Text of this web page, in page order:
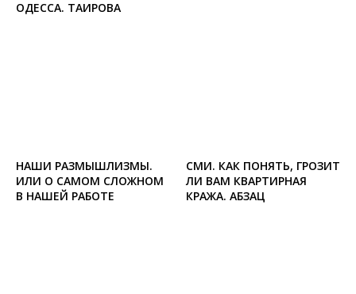
ОДЕССА. ТАИРОВА
НАШИ РАЗМЫШЛИЗМЫ.
ИЛИ О САМОМ СЛОЖНОМ
В НАШЕЙ РАБОТЕ
СМИ. КАК ПОНЯТЬ, ГРОЗИТ
ЛИ ВАМ КВАРТИРНАЯ
КРАЖА. АБЗАЦ